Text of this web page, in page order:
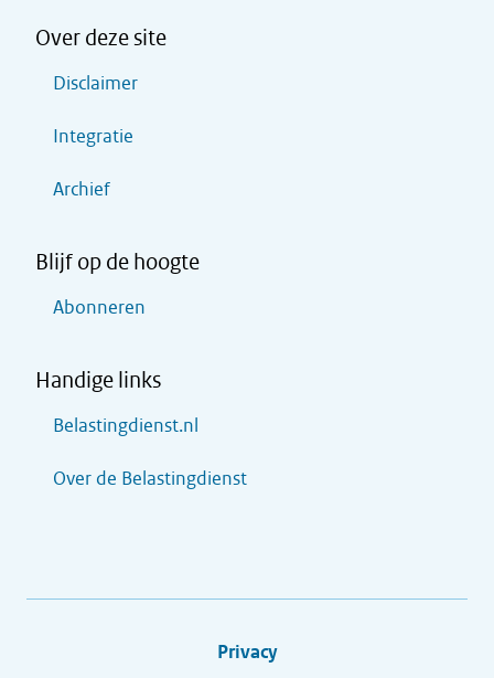
Over deze site
Disclaimer
Integratie
Archief
Blijf op de hoogte
Abonneren
Handige links
Belastingdienst.nl
Over de Belastingdienst
Privacy